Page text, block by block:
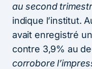
au second
indique l’institut.
avait enregistré
contre 3,9% au
corrobore